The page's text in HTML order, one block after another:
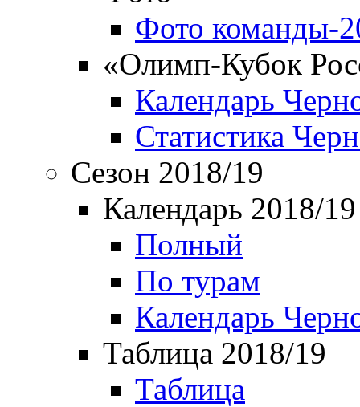
Фото команды-
«Олимп-Кубок
Календарь
Статистика
Сезон 2018/19
Календарь 2018/19
Полный
По турам
Календарь
Таблица 2018/19
Таблица